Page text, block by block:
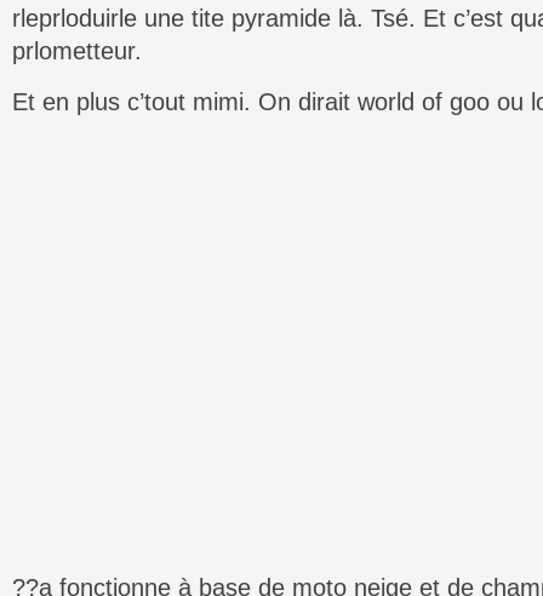
rleprloduirle une tite pyramide là. Tsé. Et c’est
prlometteur.
Et en plus c’tout mimi. On dirait world of goo ou
??a fonctionne à base de moto neige et de